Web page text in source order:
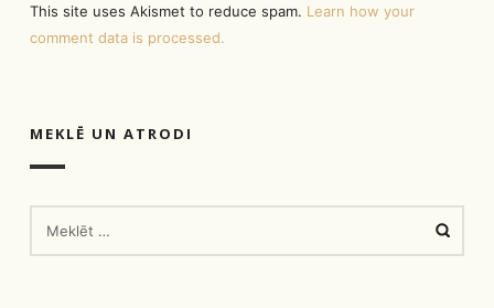
This site uses Akismet to reduce spam. Learn how your
comment data is processed.
MEKLĒ UN ATRODI